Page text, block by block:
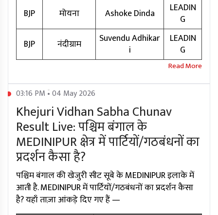
BJP
मोयना Ashoke Dinda
LEADIN
G
BJP
नंदीग्राम
Suvendu Adhikar
i
LEADIN
G
03:16 PM • 04 May 2026
Khejuri Vidhan Sabha Chunav
Result Live: पश्चिम बंगाल के
MEDINIPUR क्षेत्र में पार्टियों/गठबंधनों का
प्रदर्शन कैसा है?
पश्चिम बंगाल की खेजुरी सीट सूबे के MEDINIPUR इलाके में
आती है. MEDINIPUR में पार्टियों/गठबंधनों का प्रदर्शन कैसा
है? यहाँ ताज़ा आंकड़े दिए गए हैं —